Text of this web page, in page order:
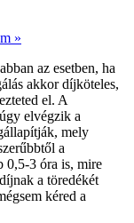
»
az esetben, ha
akkor díjköteles,
el. A
elvégzik a
mely
a
0,5-3 óra is, mire
a töredékét
kéred a